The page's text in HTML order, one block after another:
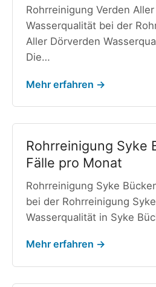
Rohrreinigung Verden
Wasserqualität bei der
Aller Dörverden
Die…
Mehr erfahren →
Rohrreinigung Syke
Fälle pro Monat
Rohrreinigung Syke
bei der Rohrreinigung
Wasserqualität in Syke
Mehr erfahren →